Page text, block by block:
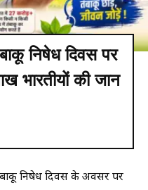
निषेध दिवस पर
भारतीयों की जान
निषेध दिवस के अवसर पर